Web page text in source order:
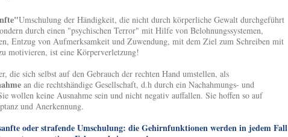
Umschulung der Händigkeit, die nicht durch körperliche Gewalt durchgeführt
durch einen "psychischen Terror" mit Hilfe von Belohnungssystemen,
Entzug von Aufmerksamkeit und Zuwendung, mit dem Ziel zum Schreiben mit
motivieren, ist eine Körperverletzung!
die sich selbst auf den Gebrauch der rechten Hand umstellen, als
an die rechtshändige Gesellschaft, d.h durch ein Nachahmungs- und
wollen keine Ausnahme sein und nicht negativ auffallen. Sie hoffen so auf
und Anerkennung.
oder strafende Umschulung: die Gehirnfunktionen werden in jedem Fall